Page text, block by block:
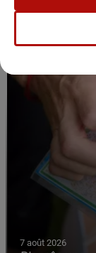
7 août 2026